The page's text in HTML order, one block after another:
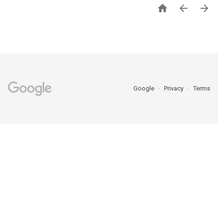
  
Google Privacy Terms